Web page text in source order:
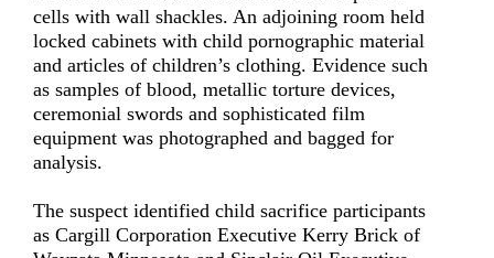
cells with wall shackles. An adjoining room held
locked cabinets with child pornographic material
and articles of children’s clothing. Evidence such
as samples of blood, metallic torture devices,
ceremonial swords and sophisticated film
equipment was photographed and bagged for
analysis.
The suspect identified child sacrifice participants
as Cargill Corporation Executive Kerry Brick of